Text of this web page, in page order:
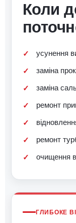
Коли
усунення
заміна
заміна
ремонт
ремонт
очищення
ГЛИБОКЕ